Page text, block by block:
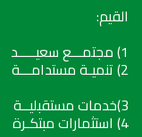
القيم:
1) مجتمـــع سعيـــــد
2) تنميـة مستدامـــة
3)خدمات مستقبليــة
4) استثمارات مبتكـرة